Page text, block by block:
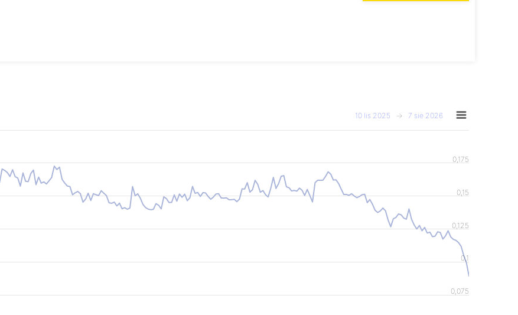
10 lis 2025 → 7 sie 2026
0,075
0,1
0,125
0,15
0,175